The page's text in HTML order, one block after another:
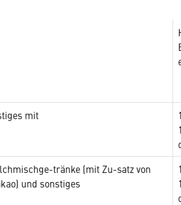
mit
tränke (mit Zu-satz von
und sonstiges